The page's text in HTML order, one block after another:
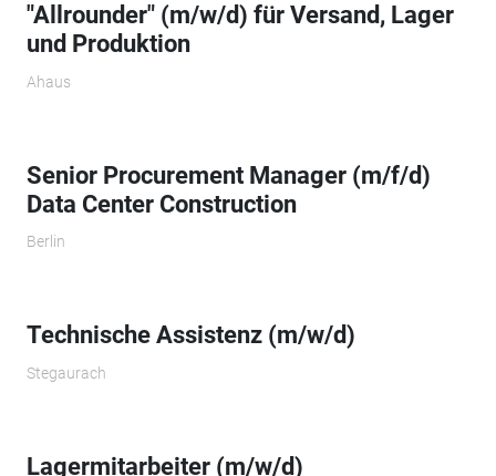
"Allrounder" (m/w/d) für Versand, Lager
und Produktion
Ahaus
Senior Procurement Manager (m/f/d)
Data Center Construction
Berlin
Technische Assistenz (m/w/d)
Stegaurach
Lagermitarbeiter (m/w/d)